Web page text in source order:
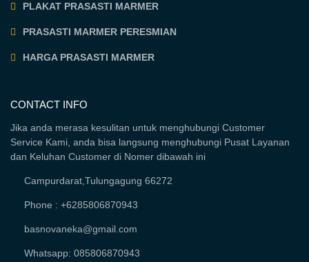
PLAKAT PRASASTI MARMER
PRASASTI MARMER PERESMIAN
HARGA PRASASTI MARMER
CONTACT INFO
Jika anda merasa kesulitan untuk menghubungi Customer
Service Kami, anda bisa langsung menghubungi Pusat Layanan
dan Keluhan Customer di Nomer dibawah ini
Campurdarat,Tulungagung 66272
Phone : +6285806870943
basnovaneka@gmail.com
Whatsapp: 085806870943